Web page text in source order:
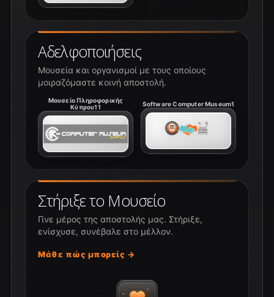
Αδελφοποιήσεις
Μουσεία και οργανισμοί με τους οποίους
μοιραζόμαστε κοινή αποστολή.
Μουσείο Πληροφορικής
Κύπρου11
Software Computer Museum1
Στήριξε το Μουσείο
Γίνε μέρος της αποστολής μας. Στήριξε,
ενίσχυσε, συνέβαλε στο μέλλον.
Μάθε πώς μπορείς →